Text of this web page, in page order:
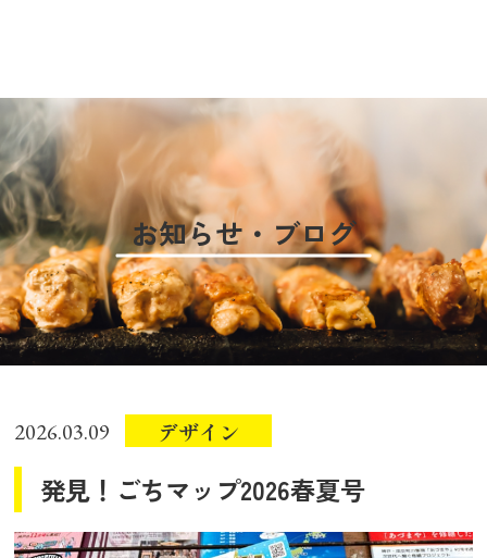
お知らせ・ブログ
2026.03.09 デザイン
発見！ごちマップ2026春夏号